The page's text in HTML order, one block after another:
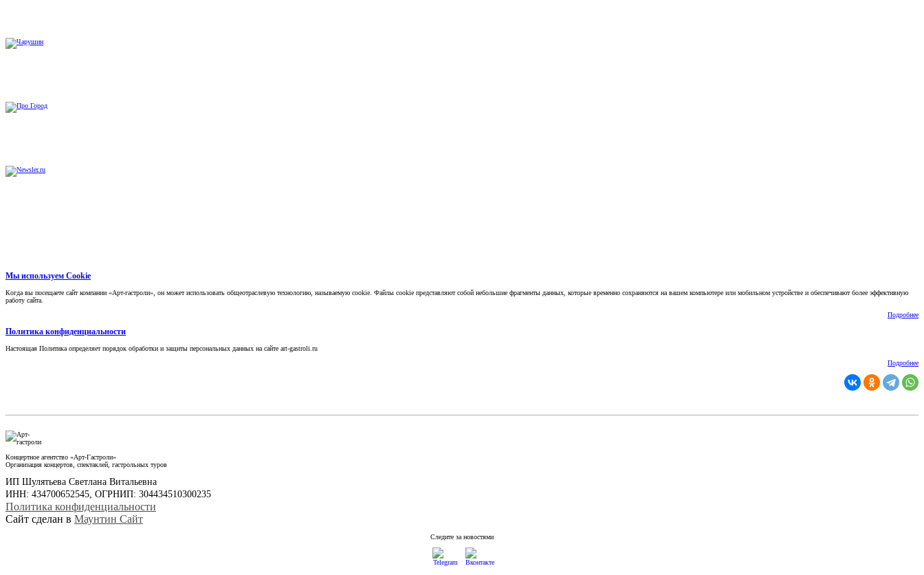
Мы используем Cookie
Когда вы посещаете сайт компании «Арт-гастроли», он может использовать общеотраслевую технологию, называемую cookie. Файлы cookie представляют собой небольшие фрагменты данных, которые временно сохраняются на вашем компьютере или мобильном устройстве и обеспечивают более эффективную
работу сайта.
Подробнее
Политика конфиденциальности
Настоящая Политика определяет порядок обработки и защиты персональных данных на сайте art-gastroli.ru
Подробнее
Концертное агентство «Арт-Гастроли»
Организация концертов, спектаклей, гастрольных туров
ИП Шулятьева Светлана Витальевна
ИНН: 434700652545, ОГРНИП: 304434510300235
Политика конфиденциальности
Сайт сделан в Маунтин Сайт
Следите за новостями